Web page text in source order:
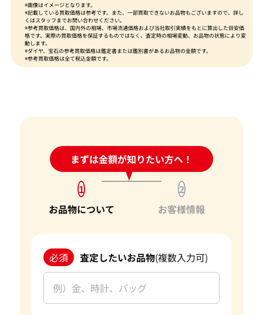
※画像はイメージとなります。
※記載している買取価格は参考です。また、一部買取できないお品物もございますので、詳し
くはスタッフまでお問い合わせください。
※参考買取価格は、国内外の相場、市場流通価格および当社取引実績をもとに算出した目安価
格です。実際の買取価格を保証するものではなく、査定時の相場変動、お品物の状態により変
動します。
※ダイヤ、宝石の参考買取価格は鑑定書または鑑別書があるお品物の金額です。
※参考買取価格は全て税込金額です。
まずは金額が知りたい方へ！
24時間受付中!問い合わせフォーム
1
お品物について
2
お客様情報
必須 査定したいお品物(複数入力可)